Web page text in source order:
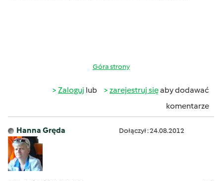
Góra strony
Zaloguj lub zarejestruj sięaby dodawać
komentarze
Hanna Gręda Dołączył : 24.08.2012